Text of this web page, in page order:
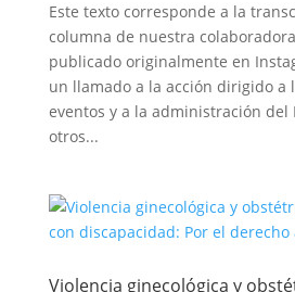
Este texto corresponde a la
columna de nuestra
publicado originalmente en
un llamado a la acción dirigido a
eventos y a la administración del
otros...
Violencia ginecológica y